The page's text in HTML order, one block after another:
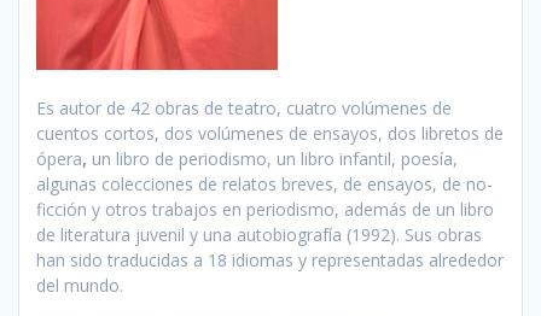
Es autor de 42 obras de teatro, cuatro volúmenes de
cuentos cortos, dos volúmenes de ensayos, dos libretos de
ópera, un libro de periodismo, un libro infantil, poesía,
algunas colecciones de relatos breves, de ensayos, de no-
ficción y otros trabajos en periodismo, además de un libro
de literatura juvenil y una autobiografía (1992). Sus obras
han sido traducidas a 18 idiomas y representadas alrededor
del mundo.